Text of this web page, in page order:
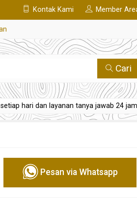
Kontak Kami Member
Cari
setiap hari dan layanan tanya jawab 24
Pesan via Whatsapp